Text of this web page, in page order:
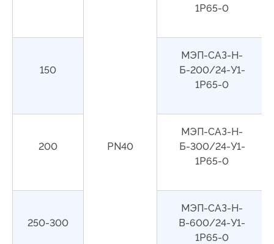
PN40
1Р65-0
150
МЭП-САЗ-Н-
Б-200/24-У1-
1Р65-0
200
МЭП-САЗ-Н-
Б-300/24-У1-
1Р65-0
250-300
МЭП-САЗ-Н-
В-600/24-У1-
1Р65-0